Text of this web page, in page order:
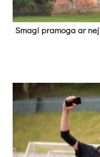
Sma­gi pra­mo­ga ar